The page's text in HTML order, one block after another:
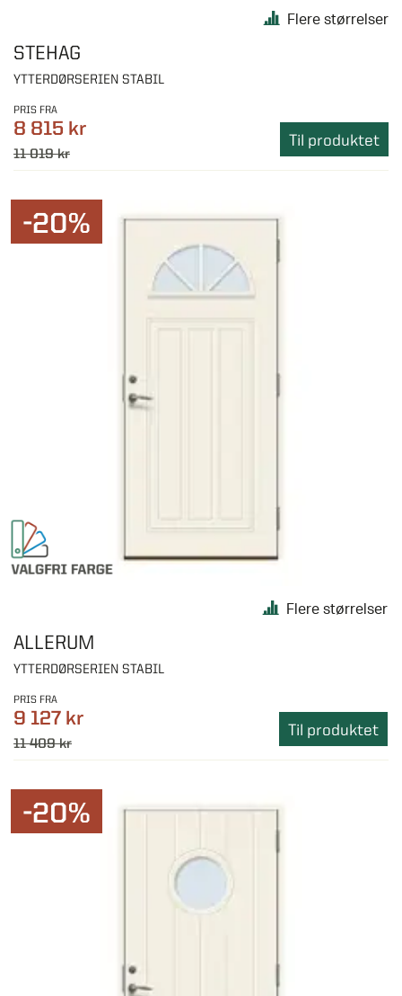
Flere størrelser
STEHAG
YTTERDØRSERIEN STABIL
PRIS FRA
8 815 kr
11 019 kr
Til produktet
-20%
Flere størrelser
ALLERUM
YTTERDØRSERIEN STABIL
PRIS FRA
9 127 kr
11 409 kr
Til produktet
-20%